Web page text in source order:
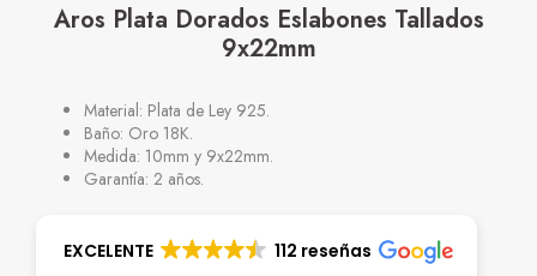
Aros Plata Dorados Eslabones Tallados
9x22mm
Material: Plata de Ley 925.
Baño: Oro 18K.
Medida: 10mm y 9x22mm.
Garantía: 2 años.
EXCELENTE 112 reseñas